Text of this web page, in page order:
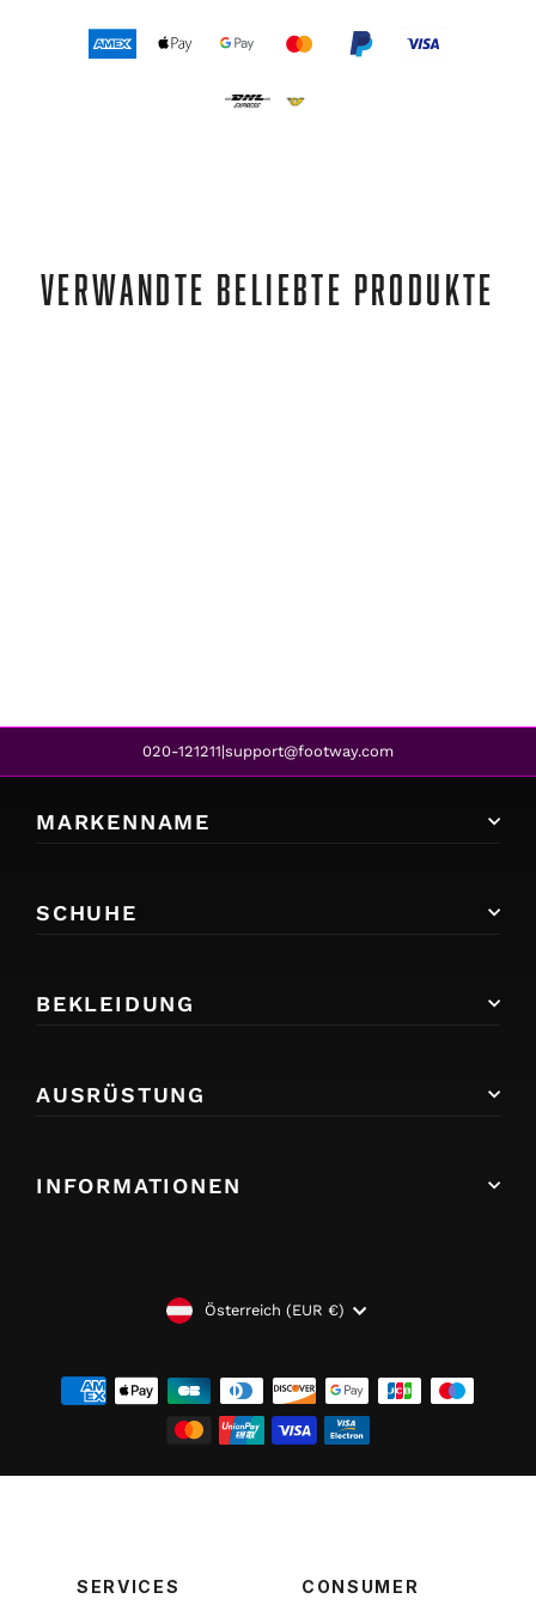
VERWANDTE BELIEBTE PRODUKTE
020-121211|support@footway.com
MARKENNAME
SCHUHE
BEKLEIDUNG
AUSRÜSTUNG
INFORMATIONEN
WÄHRUNG
Österreich (EUR €)
SERVICES CONSUMER